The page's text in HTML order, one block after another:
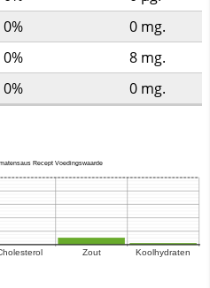
0% 0 mg.
0% 8 mg.
0% 0 mg.